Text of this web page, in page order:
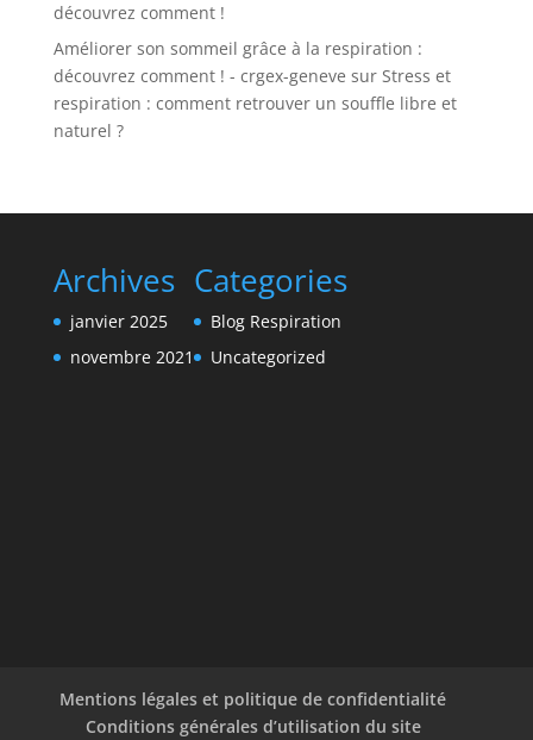
découvrez comment !
Améliorer son sommeil grâce à la respiration :
découvrez comment ! - crgex-geneve sur Stress et
respiration : comment retrouver un souffle libre et
naturel ?
Archives
janvier 2025
novembre 2021
Categories
Blog Respiration
Uncategorized
Mentions légales et politique de confidentialité
Conditions générales d’utilisation du site